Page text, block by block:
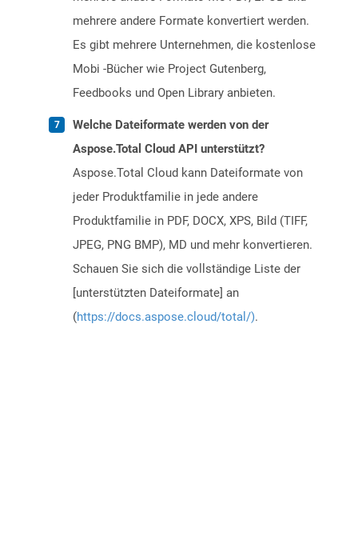
mehrere andere Formate konvertiert werden.
Es gibt mehrere Unternehmen, die kostenlose
Mobi -Bücher wie Project Gutenberg,
Feedbooks und Open Library anbieten.
Welche Dateiformate werden von der
Aspose.Total Cloud API unterstützt?
Aspose.Total Cloud kann Dateiformate von
jeder Produktfamilie in jede andere
Produktfamilie in PDF, DOCX, XPS, Bild (TIFF,
JPEG, PNG BMP), MD und mehr konvertieren.
Schauen Sie sich die vollständige Liste der
[unterstützten Dateiformate] an
(https://docs.aspose.cloud/total/).